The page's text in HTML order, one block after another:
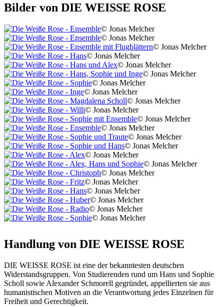
Bilder von DIE WEISSE ROSE
© Jonas Melcher
© Jonas Melcher
© Jonas Melcher
© Jonas Melcher
© Jonas Melcher
© Jonas Melcher
© Jonas Melcher
© Jonas Melcher
© Jonas Melcher
© Jonas Melcher
© Jonas Melcher
© Jonas Melcher
© Jonas Melcher
© Jonas Melcher
© Jonas Melcher
© Jonas Melcher
© Jonas Melcher
© Jonas Melcher
© Jonas Melcher
© Jonas Melcher
© Jonas Melcher
© Jonas Melcher
Handlung von DIE WEISSE ROSE
DIE WEISSE ROSE ist eine der bekanntesten deutschen
Widerstandsgruppen. Von Studierenden rund um Hans und Sophie
Scholl sowie Alexander Schmorell gegründet, appellierten sie aus
humanistischen Motiven an die Verantwortung jedes Einzelnen für
Freiheit und Gerechtigkeit.